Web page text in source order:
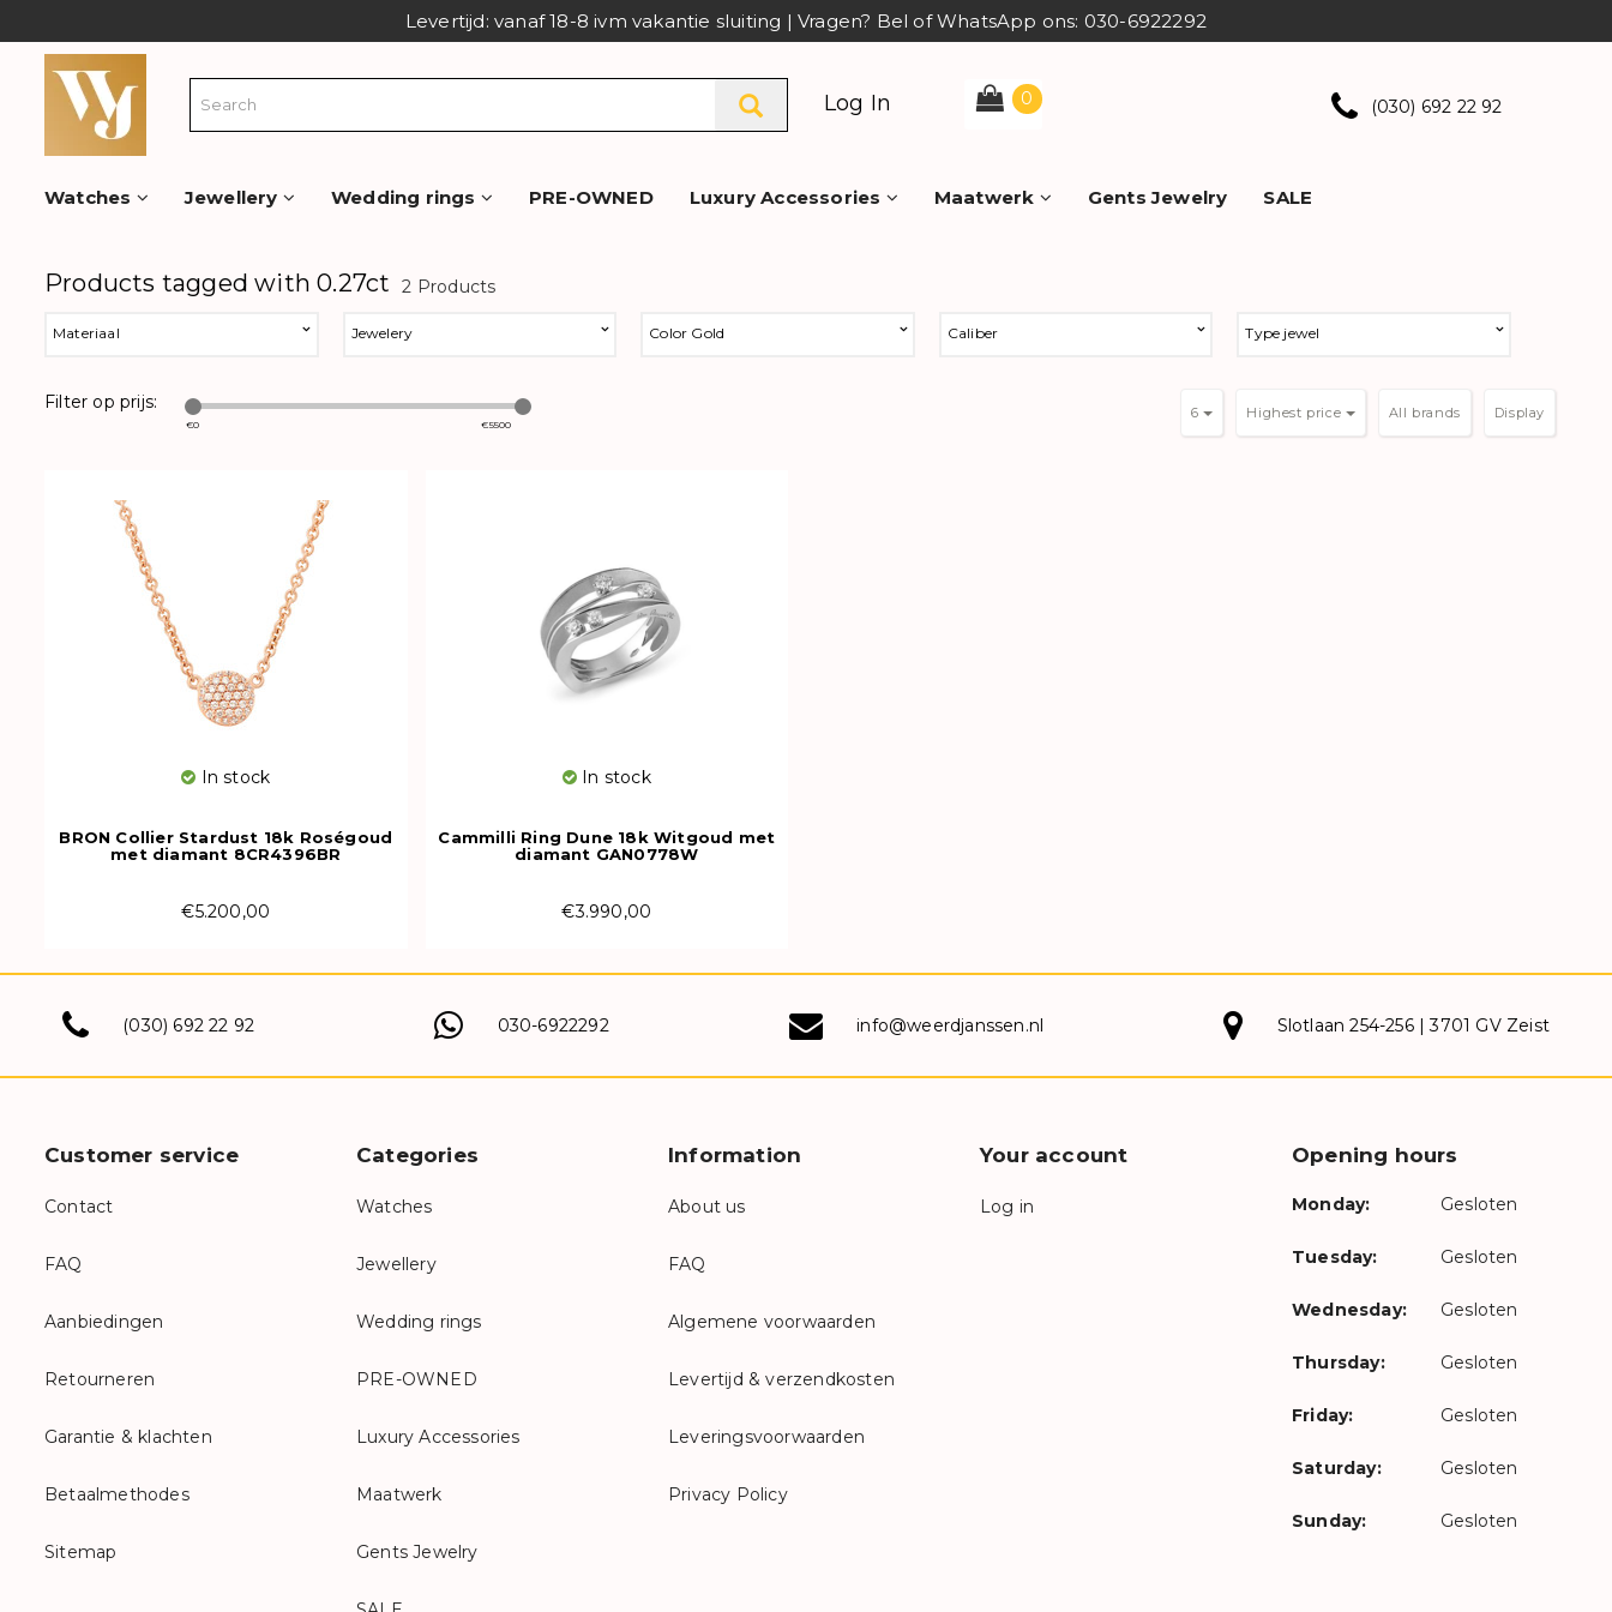
Levertijd: vanaf 18-8 ivm vakantie sluiting | Vragen? Bel of WhatsApp ons: 030-6922292
Log In 0 (030) 692 22 92
Watches Jewellery Wedding rings PRE-OWNED Luxury Accessories Maatwerk Gents Jewelry SALE
Products tagged with 0.27ct 2 Products
Materiaal Jewelery Color Gold Caliber Type jewel
Filter op prijs:
€0 €5500
Display
Highest price
6
In stock
BRON Collier Stardust 18k Roségoud
met diamant 8CR4396BR
€5.200,00
In stock
Cammilli Ring Dune 18k Witgoud met
diamant GAN0778W
€3.990,00
(030) 692 22 92 030-6922292 info@weerdjanssen.nl Slotlaan 254-256 | 3701 GV Zeist
Customer service
Contact
FAQ
Aanbiedingen
Retourneren
Garantie & klachten
Betaalmethodes
Sitemap
Categories
Watches
Jewellery
Wedding rings
PRE-OWNED
Luxury Accessories
Maatwerk
Gents Jewelry
Information
About us
FAQ
Algemene voorwaarden
Levertijd & verzendkosten
Leveringsvoorwaarden
Privacy Policy
Your account
Log in
Opening hours
Monday: Gesloten
Tuesday: Gesloten
Wednesday: Gesloten
Thursday: Gesloten
Friday: Gesloten
Saturday: Gesloten
Sunday: Gesloten